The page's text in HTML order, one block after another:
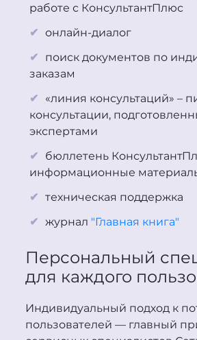
работе с КонсультантПлюс
онлайн-диалог
поиск документов по
заказам
«линия консультаций» –
консультации,
экспертами
бюллетень Консультант
информационные
техническая поддержка
журнал "Главная книга"
Персональный
для каждого
Индивидуальный подход к
пользователей — главный